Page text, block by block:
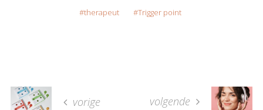
therapeut
Trigger point
vorige volgende